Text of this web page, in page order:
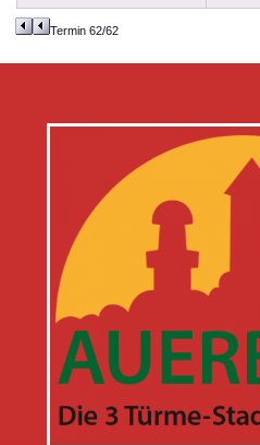
Termin 62/62